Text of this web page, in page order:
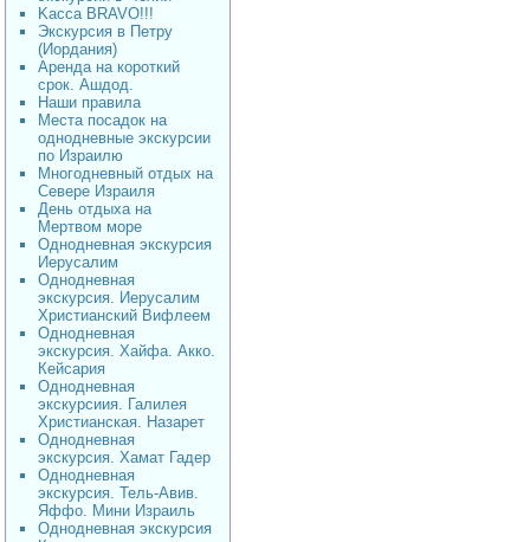
Kacca BRAVO!!!
Экскурсия в Петру
(Иордания)
Аренда на короткий
срок. Ашдод.
Наши правила
Места посадок на
однодневные экскурсии
по Израилю
Многодневный отдых на
Севере Израиля
День отдыха на
Мертвом море
Однодневная экскурсия
Иерусалим
Однодневная
экскурсия. Иерусалим
Христианский Вифлеем
Однодневная
экскурсия. Хайфа. Акко.
Кейсария
Однодневная
экскурсиия. Галилея
Христианская. Назарет
Однодневная
экскурсия. Хамат Гадер
Однодневная
экскурсия. Тель-Авив.
Яффо. Мини Израиль
Однодневная экскурсия